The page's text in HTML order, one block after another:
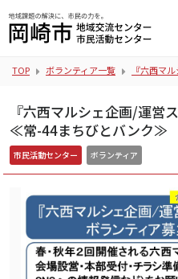
TOP ボランティア一覧 『六西マ
『六西マルシェ企画/運営
≪常-44まちびとバンク≫
市民活動センター ボランティア